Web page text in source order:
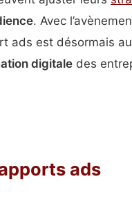
. Avec
ads est désormais
digitale des
ads